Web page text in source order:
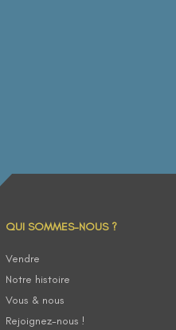
QUI SOMMES-NOUS ?
Vendre
Notre histoire
Vous & nous
Rejoignez-nous !